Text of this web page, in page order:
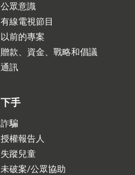
公眾意識
有線電視節目
以前的專案
贈款、資金、戰略和倡議
通訊
下手
詐騙
授權報告人
失蹤兒童
未破案/公眾協助